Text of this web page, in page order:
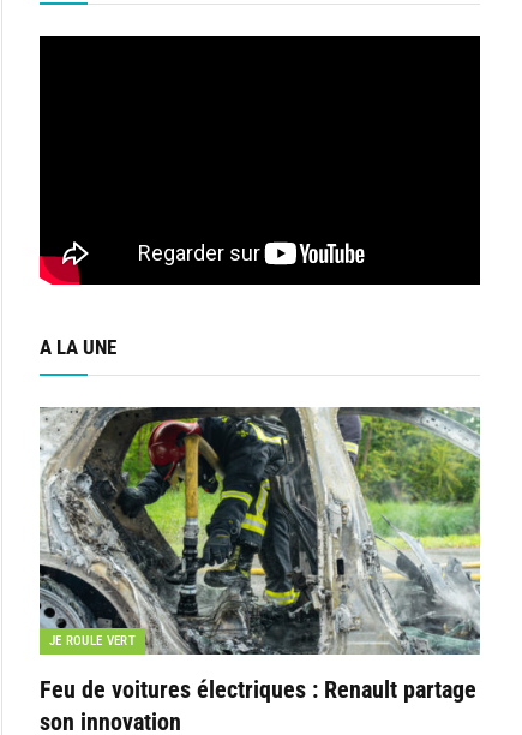
A LA UNE
JE ROULE VERT
Feu de voitures électriques : Renault partage
son innovation